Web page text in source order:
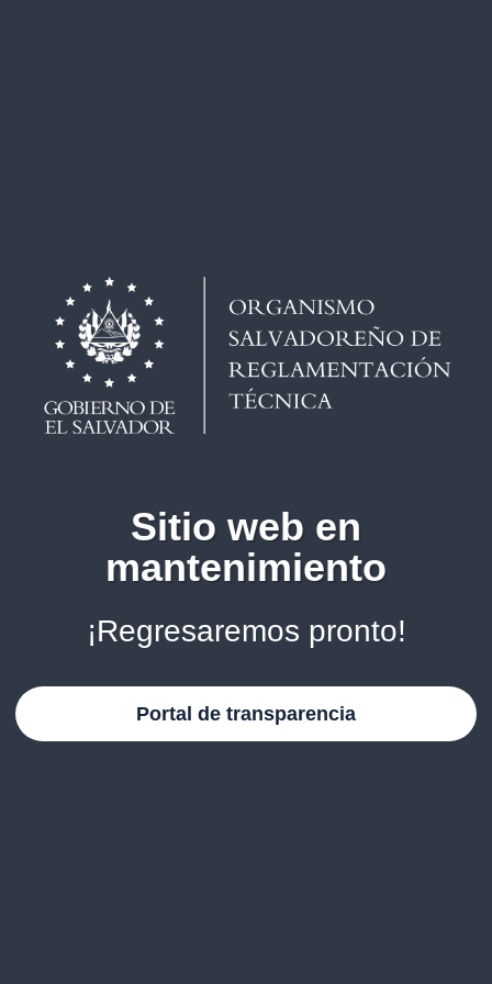
Sitio web en
mantenimiento
¡Regresaremos pronto!
Portal de transparencia